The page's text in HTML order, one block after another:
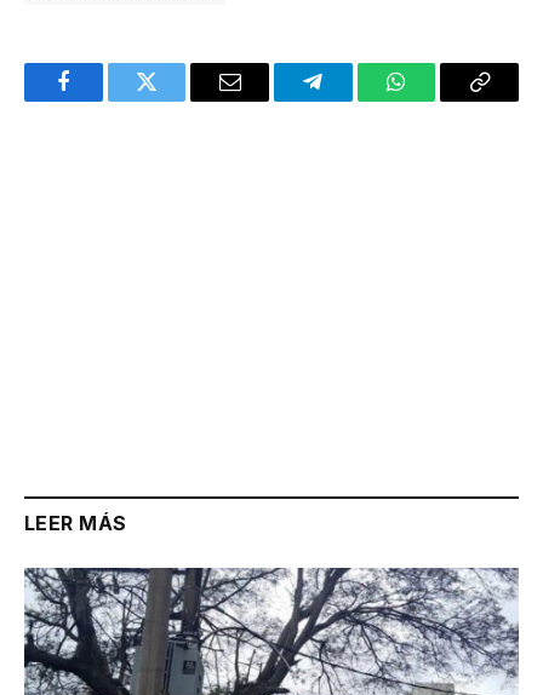
FacebookTwitter Email TelegramWhatsAppCopy
LEER MÁS